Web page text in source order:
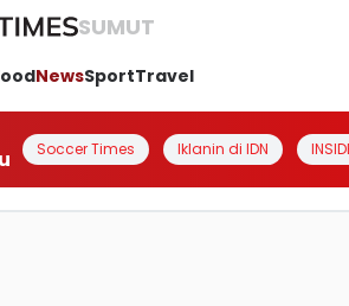
SUMUT
NewsSportTravel
Soccer Times Iklanin di IDN